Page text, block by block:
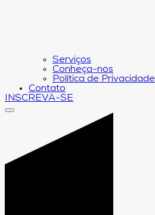
Serviços
Conheça-nos
Política de Privacidade
Contato
INSCREVA-SE